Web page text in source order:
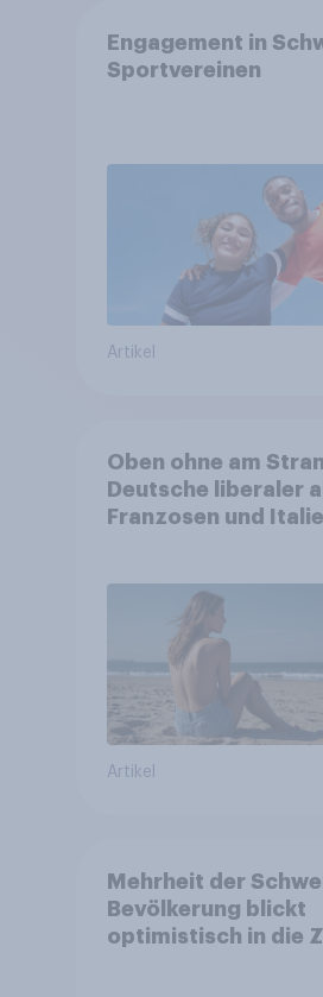
Engagement in
Sportvereinen
Artikel
Oben ohne am
Deutsche liberaler
Franzosen und
Artikel
Mehrheit der
Bevölkerung blickt
optimistisch in die